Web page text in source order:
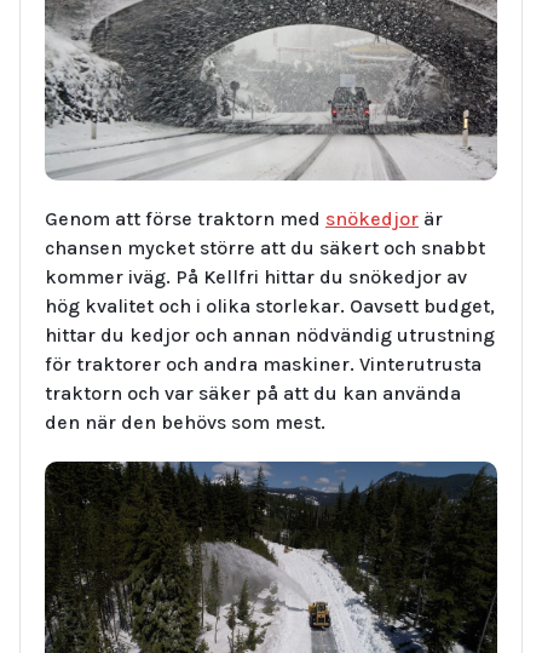
Genom att förse traktorn med snökedjor är
chansen mycket större att du säkert och snabbt
kommer iväg. På Kellfri hittar du snökedjor av
hög kvalitet och i olika storlekar. Oavsett budget,
hittar du kedjor och annan nödvändig utrustning
för traktorer och andra maskiner. Vinterutrusta
traktorn och var säker på att du kan använda
den när den behövs som mest.